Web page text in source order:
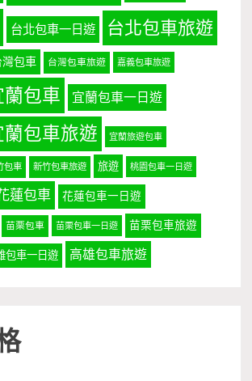
台北包車一日遊 台北包車旅遊
灣包車 台灣包車旅遊 嘉義包車旅遊
蘭包車 宜蘭包車一日遊
蘭包車旅遊 宜蘭旅遊包車
包車 新竹包車旅遊 旅遊 桃園包車一日遊
蓮包車 花蓮包車一日遊
苗栗包車 苗栗包車一日遊 苗栗包車旅遊
包車一日遊 高雄包車旅遊